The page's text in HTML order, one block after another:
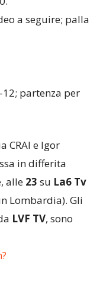
a seguire; palla
partenza per
CRAI e Igor
in differita
alle 23 su La6 Tv
Lombardia). Gli
LVF TV, sono